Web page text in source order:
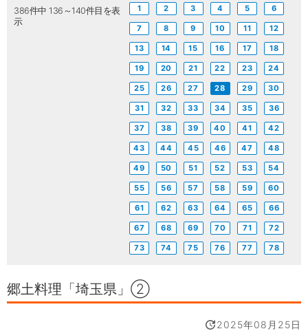
386件中 136～140件目を表
示
1 2 3 4 5 6
7 8 9 10 11 12
13 14 15 16 17 18
19 20 21 22 23 24
25 26 27 28 29 30
31 32 33 34 35 36
37 38 39 40 41 42
43 44 45 46 47 48
49 50 51 52 53 54
55 56 57 58 59 60
61 62 63 64 65 66
67 68 69 70 71 72
73 74 75 76 77 78
郷土料理「埼玉県」②
2025年08月25日